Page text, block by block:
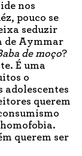
nos
pouco se
seduzir
de Aymmar
de moço?
É uma
o
adolescentes
querem
querem ser